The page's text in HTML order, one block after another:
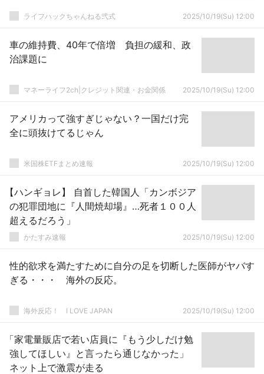
ライフハックちゃんねる弐式 2025/10/19(Su) 12:00
車の維持費、40年で倍増 負担の緩和、政
治課題に
マネーライフ2ch|クレジット関連・お金関係 2025/10/19(Su) 12:00
アメリカって強すぎじゃない？一国だけ完
全に頭抜けてるじゃん
米国株ETFまとめ速報 2025/10/19(Su) 12:00
【ハンギョレ】 自首した韓国人「カンボジア
の犯罪団地に『人間焼却場』…死者１００人
超えるだろう」
かたすみ速報 2025/10/19(Su) 12:00
性的欲求を満たすために自分の足を切断した医師がヤバす
ぎる・・・ 海外の反応。
海外反応！ I LOVE JAPAN 2025/10/19(Su) 12:00
「家電量販店で若い店員に『もう少しだけ勉
強してほしい』と言ったら通じなかった」
ネット上で激震が走る